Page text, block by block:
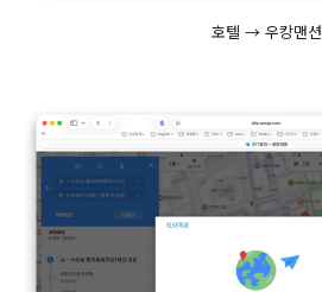
호텔 → 우캉맨션